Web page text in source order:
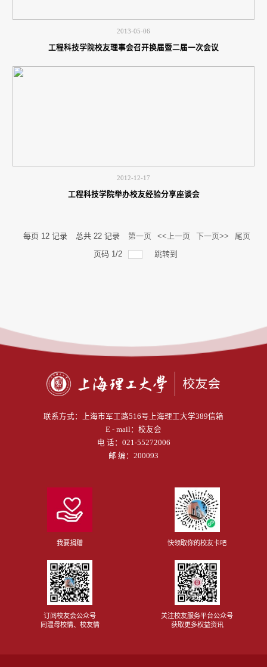
2013-05-06
工程科技学院校友理事会召开换届暨二届一次会议
2012-12-17
工程科技学院举办校友经验分享座谈会
每页 12记录 总共 22记录 第一页 <<上一页 下一页>>
尾页
页码 1/2 跳转到
联系方式：
上海市军工路516号上海理工大学389信箱
E - mail： 校友会
电 话： 021-55272006
邮 编：200093
我要捐赠 快领取你的校友卡吧
订阅校友会公众号
同温母校情、校友情
关注校友服务平台公众号
获取更多权益资讯